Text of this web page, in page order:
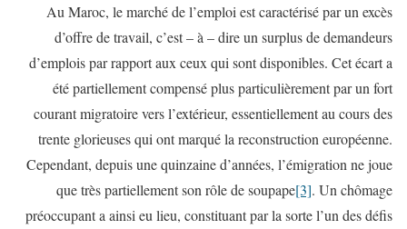
Au Maroc, le marché de l’emploi est caractérisé par un excès
d’offre de travail, c’est – à – dire un surplus de demandeurs
d’emplois par rapport aux ceux qui sont disponibles. Cet écart a
été partiellement compensé plus particulièrement par un fort
courant migratoire vers l’extérieur, essentiellement au cours des
trente glorieuses qui ont marqué la reconstruction européenne.
Cependant, depuis une quinzaine d’années, l’émigration ne joue
que très partiellement son rôle de soupape[3]. Un chômage
préoccupant a ainsi eu lieu, constituant par la sorte l’un des défis